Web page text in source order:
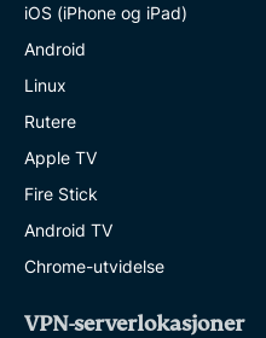
iOS (iPhone og iPad)
Android
Linux
Rutere
Apple TV
Fire Stick
Android TV
Chrome-utvidelse
VPN-serverlokasjoner